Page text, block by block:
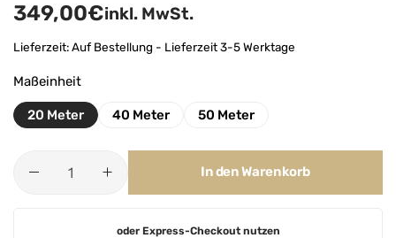
349,00€inkl. MwSt.
Lieferzeit:Auf Bestellung - Lieferzeit 3-5 Werktage
Maßeinheit
20 Meter 40 Meter 50 Meter
In den Warenkorb
oder Express-Checkout nutzen